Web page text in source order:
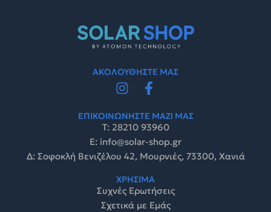
ΑΚΟΛΟΥΘΗΣΤΕ ΜΑΣ
ΕΠΙΚΟΙΝΩΝΗΣΤΕ ΜΑΖΙ ΜΑΣ
Τ: 28210 93960
E: info@solar-shop.gr
Δ: Σοφοκλή Βενιζέλου 42, Μουρνιές, 73300, Χανιά
ΧΡΗΣΙΜΑ
Συχνές Ερωτήσεις
Σχετικά με Εμάς